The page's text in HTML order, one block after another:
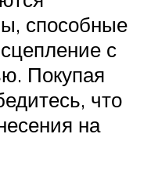
способные
с
Покупая
что
на